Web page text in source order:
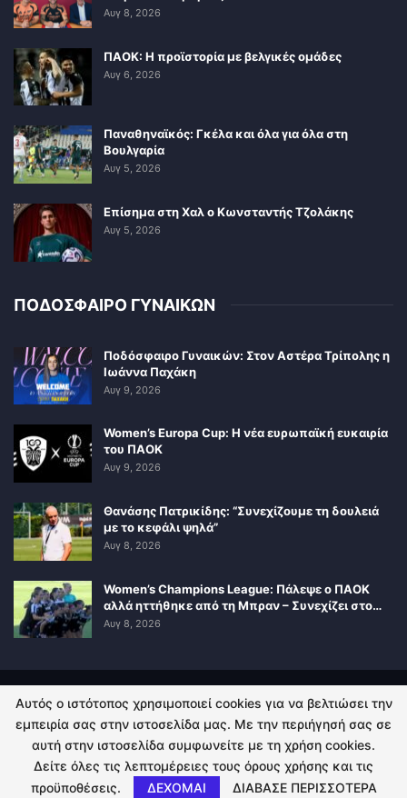
Αυγ 8, 2026
ΠΑΟΚ: Η προϊστορία με βελγικές ομάδες
Αυγ 6, 2026
Παναθηναϊκός: Γκέλα και όλα για όλα στη
Βουλγαρία
Αυγ 5, 2026
Επίσημα στη Χαλ ο Κωνσταντής Τζολάκης
Αυγ 5, 2026
ΠΟΔΟΣΦΑΙΡΟ ΓΥΝΑΙΚΩΝ
Ποδόσφαιρο Γυναικών: Στον Αστέρα Τρίπολης η
Ιωάννα Παχάκη
Αυγ 9, 2026
Women’s Europa Cup: Η νέα ευρωπαϊκή ευκαιρία
του ΠΑΟΚ
Αυγ 9, 2026
Θανάσης Πατρικίδης: “Συνεχίζουμε τη δουλειά
με το κεφάλι ψηλά”
Αυγ 8, 2026
Women’s Champions League: Πάλεψε ο ΠΑΟΚ
αλλά ηττήθηκε από τη Μπραν – Συνεχίζει στο…
Αυγ 8, 2026
ΠΟΛΙΤΙΚΗ ΑΠΟΡΡΗΤΟΥ ΕΠΙΚΟΙΝΩΝΙΑ
© 2026 - Kingsport.gr. All Rights Reserved.
Αυτός ο ιστότοπος χρησιμοποιεί cookies για να βελτιώσει την
εμπειρία σας στην ιστοσελίδα μας. Με την περιήγησή σας σε
αυτή στην ιστοσελίδα συμφωνείτε με τη χρήση cookies.
Δείτε όλες τις λεπτομέρειες τους όρους χρήσης και τις
προϋποθέσεις.
ΔΕΧΟΜΑΙ ΔΙΑΒΑΣΕ ΠΕΡΙΣΣΟΤΕΡΑ